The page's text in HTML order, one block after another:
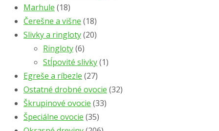
Marhule (18)
Čerešne a višne (18)
Slivky a ringloty(20)
Ringloty(6)
Stĺpovité slivky(1)
Egreše a ríbezle (27)
Ostatné drobné ovocie (32)
Škrupinové ovocie (33)
Špeciálne ovocie (35)